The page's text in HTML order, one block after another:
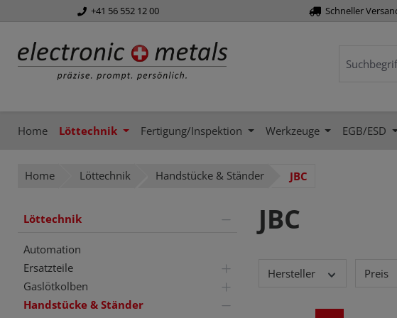
Zur Hauptnavigation springen
+41 56 552 12 00 Schneller
Home Löttechnik Fertigung/Inspektion Werkzeuge EGB/ESD
Home Löttechnik Handstücke & Ständer JBC
Löttechnik
Automation
Ersatzteile
Gaslötkolben
Handstücke & Ständer
JBC
Hersteller Preis